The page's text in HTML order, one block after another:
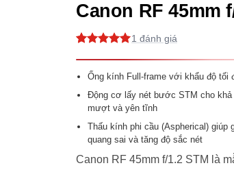
Canon RF 45mm
đánh giá
1
Ống kính Full-frame với khẩu độ tối
Động cơ lấy nét bước STM cho khả
mượt và yên tĩnh
Thấu kính phi cầu (Aspherical) giúp
quang sai và tăng độ sắc nét
Canon RF 45mm f/1.2 STM là